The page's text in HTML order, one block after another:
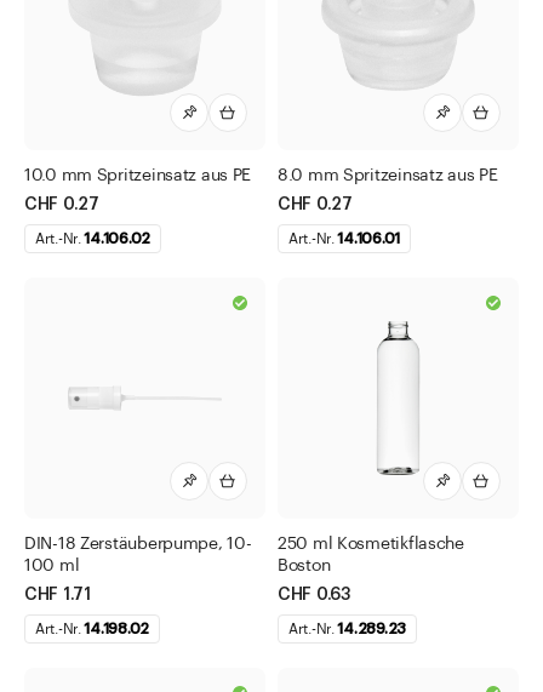
Deo Roller
Kosmetikflaschen
Kosmetikflaschen Boston
Kosmetikflaschen matt
Zubehör Verschlüsse und Diverses
Diverses
Direkt zu
Aktuelles
Shop the Look
10.0 mm Spritzeinsatz aus PE
CHF 0.27
Art.-Nr.14.106.02
8.0 mm Spritzeinsatz aus PE
CHF 0.27
Art.-Nr.14.106.01
DIN-18 Zerstäuberpumpe, 10-
100 ml
CHF 1.71
Art.-Nr.14.198.02
250 ml Kosmetikflasche
Boston
CHF 0.63
Art.-Nr.14.289.23